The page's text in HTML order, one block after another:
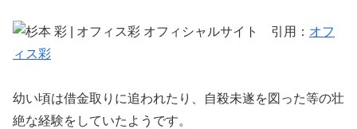
引用： オフ
ィス彩
幼い頃は借金取りに追われたり、自殺未遂を図った等の壮
絶な経験をしていたようです。